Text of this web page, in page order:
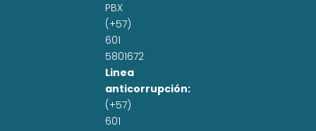
PBX
(+57)
601
5801672
Linea
anticorrupción:
(+57)
601